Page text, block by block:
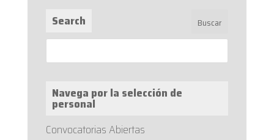
Search
Navega por la selección de
personal
Convocatorias Abiertas